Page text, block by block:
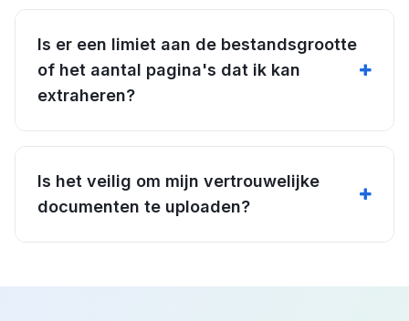
Is er een limiet aan de bestandsgrootte
of het aantal pagina's dat ik kan
extraheren?
Is het veilig om mijn vertrouwelijke
documenten te uploaden?